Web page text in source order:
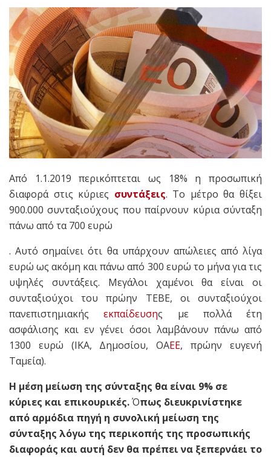
Από 1.1.2019 περικόπτεται ως 18% η προσωπική
διαφορά στις κύριες συντάξεις. Το μέτρο θα θίξει
900.000 συνταξιούχους που παίρνουν κύρια σύνταξη
πάνω από τα 700 ευρώ
. Αυτό σημαίνει ότι θα υπάρχουν απώλειες από λίγα
ευρώ ως ακόμη και πάνω από 300 ευρώ το μήνα για τις
υψηλές συντάξεις. Μεγάλοι χαμένοι θα είναι οι
συνταξιούχοι του πρώην ΤΕΒΕ, οι συνταξιούχοι
πανεπιστημιακήςεκπαίδευσης με πολλά έτη
ασφάλισης και εν γένει όσοι λαμβάνουν πάνω από
1300 ευρώ (ΙΚΑ, Δημοσίου, ΟΑΕΕ, πρώην ευγενή
Ταμεία).
Η μέση μείωση της σύνταξης θα είναι 9% σε
κύριες και επικουρικές.Όπως διευκρινίστηκε
από αρμόδια πηγή η συνολική μείωση της
σύνταξης λόγω της περικοπής της προσωπικής
διαφοράς και αυτή δεν θα πρέπει να ξεπερνάει το